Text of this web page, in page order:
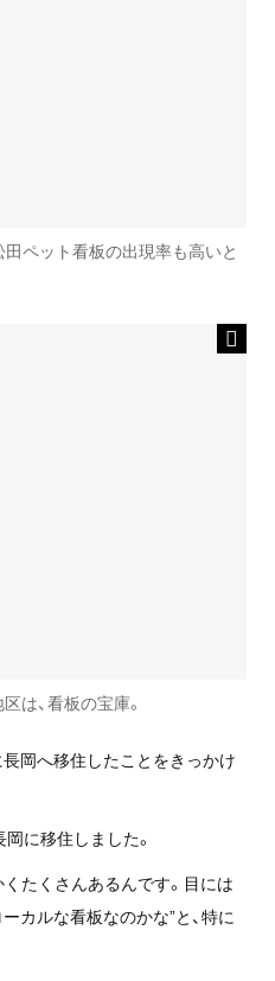
田ペット看板の出現率も高いと
は、看板の宝庫。
岡へ移住したことをきっかけ
に移住しました。
たくさんあるんです。目には
カルな看板なのかな”と、特に